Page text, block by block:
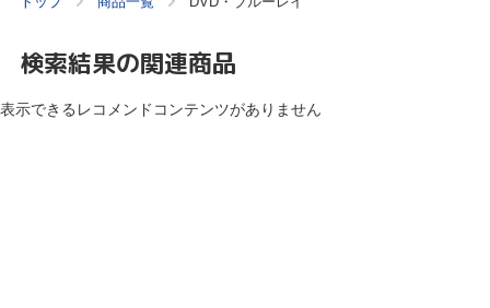
検索結果の関連商品
表示できるレコメンドコンテンツがありません